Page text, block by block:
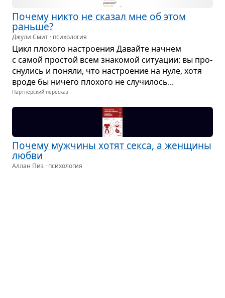
Почему никто не ска­зал мне об этом
раньше?
Джули Смит · психология
Цикл пло­хого настро­е­ния Давайте начнем
с самой про­стой всем зна­ко­мой ситу­а­ции: вы про­
сну­лись и поняли, что настро­е­ние на нуле, хотя
вроде бы ничего пло­хого не слу­чи­лось...
Партнёрский пересказ
Почему муж­чины хотят секса, а жен­щины
любви
Аллан Пиз · психология